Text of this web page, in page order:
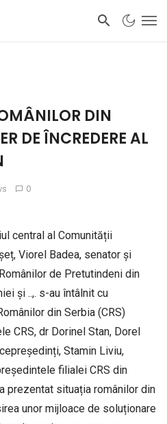
DIN
DE ÎNCREDERE AL
0
central al Comunității
Viorel Badea, senator și
de Pretutindeni din
și ..,. s-au întâlnit cu
din Serbia (CRS)
CRS, dr Dorinel Stan, Dorel
Stamin Liviu,
filialei CRS din
prezentat situația românilor din
unor mijloace de soluționare